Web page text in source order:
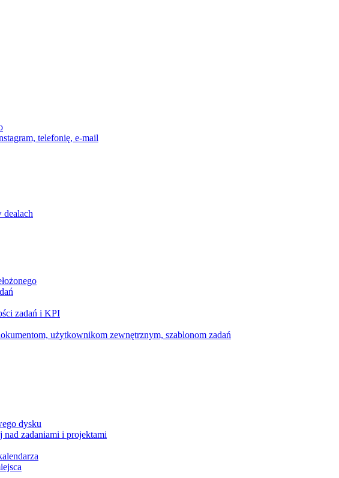
telefonię, e-mail
dealach
zadań i KPI
użytkownikom zewnętrznym, szablonom zadań
dysku
zadaniami i projektami